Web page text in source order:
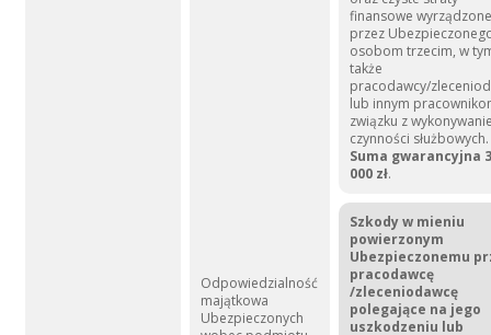
Odpowiedzialność
majątkowa
Ubezpieczonych
finansowe wyrządzone
przez
osobom trzecim, w
także
pracodawcy/
lub innym
związku z
czynności służbowych.
Suma gwarancyjna
000 zł.
Szkody w mieniu
powierzonym
Ubezpieczonemu
pracodawcę
/zleceniodawcę
polegające na jego
uszkodzeniu lub